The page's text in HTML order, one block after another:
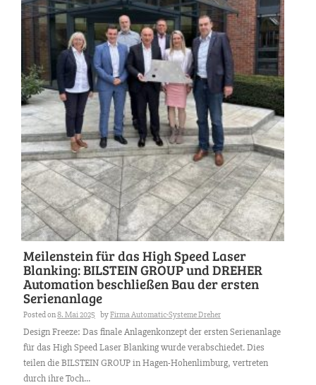
Meilenstein für das High Speed Laser
Blanking: BILSTEIN GROUP und DREHER
Automation beschließen Bau der ersten
Serienanlage
Posted on8. Mai 2025 byFirma Automatic-Systeme Dreher
Design Freeze: Das finale Anlagenkonzept der ersten Serienanlage
für das High Speed Laser Blanking wurde verabschiedet. Dies
teilen die BILSTEIN GROUP in Hagen-Hohenlimburg, vertreten
durch ihre Toch...